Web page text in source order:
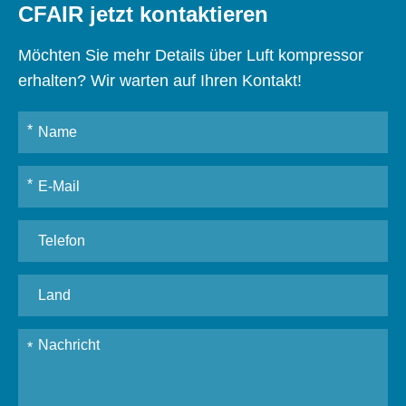
CFAIR jetzt kontaktieren
Möchten Sie mehr Details über Luft kompressor
erhalten? Wir warten auf Ihren Kontakt!